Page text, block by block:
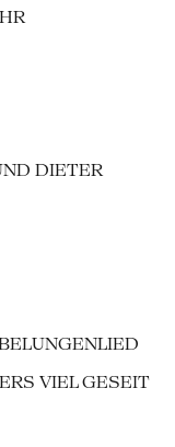
DIETER
VIEL GESEIT